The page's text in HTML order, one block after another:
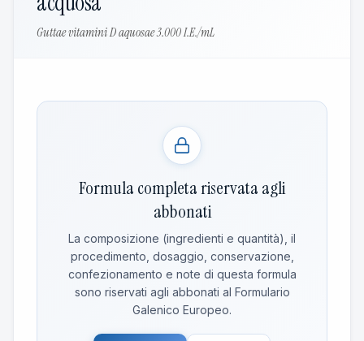
Guttae vitamini D aquosae 3.000 I.E./mL
Formula completa riservata agli
abbonati
La composizione (ingredienti e quantità), il
procedimento, dosaggio, conservazione,
confezionamento e note di questa formula
sono riservati agli abbonati al Formulario
Galenico Europeo.